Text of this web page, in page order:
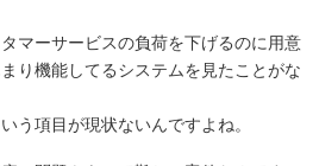
マーサービスの負荷を下げるのに用意
り機能してるシステムを見たことがな
う項目が現状ないんですよね。